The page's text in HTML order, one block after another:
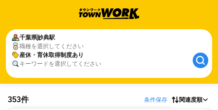
千葉県妙典駅
職種を選択してください
産休・育休取得制度あり
キーワードを選択してください
353件 条件保存 関連度順